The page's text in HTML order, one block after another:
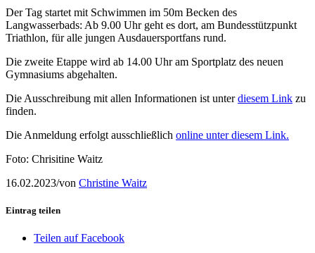
Der Tag startet mit Schwimmen im 50m Becken des
Langwasserbads: Ab 9.00 Uhr geht es dort, am Bundesstützpunkt
Triathlon, für alle jungen Ausdauersportfans rund.
Die zweite Etappe wird ab 14.00 Uhr am Sportplatz des neuen
Gymnasiums abgehalten.
Die Ausschreibung mit allen Informationen ist unterdiesem Link zu
finden.
Die Anmeldung erfolgt ausschließlich online unter diesem Link.
Foto: Chrisitine Waitz
16.02.2023/von Christine Waitz
Eintrag teilen
Teilen auf Facebook